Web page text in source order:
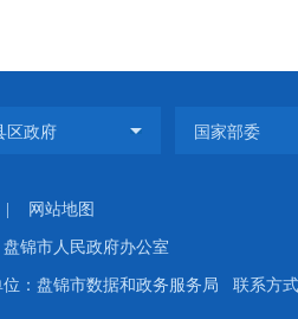
网站地图
盘锦市人民政府办公室
：盘锦市数据和政务服务局 联系方